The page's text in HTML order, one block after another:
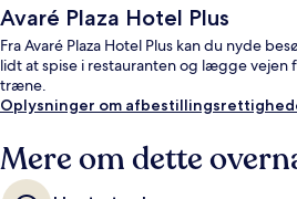
Avaré Plaza Hotel Plus
Fra Avaré Plaza Hotel Plus kan du nyde
lidt at spise i restauranten og lægge
træne.
Oplysninger om
Mere om dette